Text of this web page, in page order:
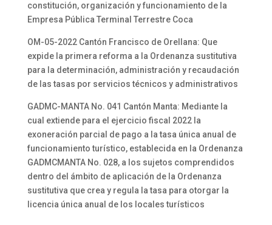
constitución, organización y funcionamiento de la
Empresa Pública Terminal Terrestre Coca
OM-05-2022 Cantón Francisco de Orellana: Que
expide la primera reforma a la Ordenanza sustitutiva
para la determinación, administración y recaudación
de las tasas por servicios técnicos y administrativos
GADMC-MANTA No. 041 Cantón Manta: Mediante la
cual extiende para el ejercicio fiscal 2022 la
exoneración parcial de pago a la tasa única anual de
funcionamiento turístico, establecida en la Ordenanza
GADMCMANTA No. 028, a los sujetos comprendidos
dentro del ámbito de aplicación de la Ordenanza
sustitutiva que crea y regula la tasa para otorgar la
licencia única anual de los locales turísticos